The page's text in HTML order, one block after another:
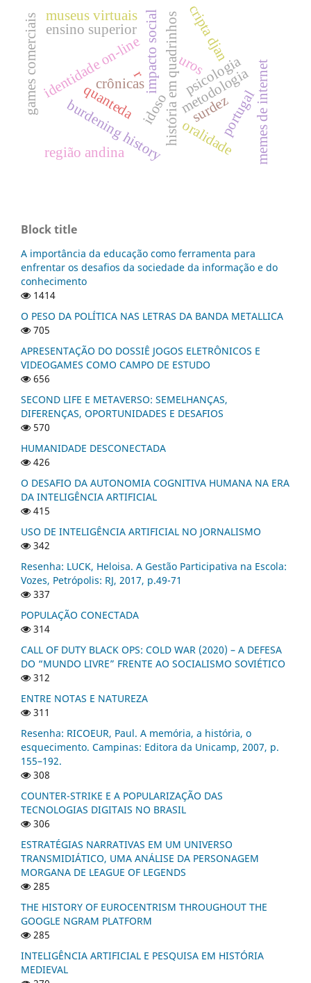
idoso
identidade on-line história em quadrinhos
burdening history
metodologia
oralidade
impacto social psicologia
games comerciais memes de internet
uros
crônicas
surdez
região andina
ensino superior
r
portugal
museus virtuais
quanteda
cripta djan
Block title
A importância da educação como ferramenta para
enfrentar os desafios da sociedade da informação e do
conhecimento
1414
O PESO DA POLÍTICA NAS LETRAS DA BANDA METALLICA
705
APRESENTAÇÃO DO DOSSIÊ JOGOS ELETRÔNICOS E
VIDEOGAMES COMO CAMPO DE ESTUDO
656
SECOND LIFE E METAVERSO: SEMELHANÇAS,
DIFERENÇAS, OPORTUNIDADES E DESAFIOS
570
HUMANIDADE DESCONECTADA
426
O DESAFIO DA AUTONOMIA COGNITIVA HUMANA NA ERA
DA INTELIGÊNCIA ARTIFICIAL
415
USO DE INTELIGÊNCIA ARTIFICIAL NO JORNALISMO
342
Resenha: LUCK, Heloisa. A Gestão Participativa na Escola:
Vozes, Petrópolis: RJ, 2017, p.49-71
337
POPULAÇÃO CONECTADA
314
CALL OF DUTY BLACK OPS: COLD WAR (2020) – A DEFESA
DO “MUNDO LIVRE” FRENTE AO SOCIALISMO SOVIÉTICO
312
ENTRE NOTAS E NATUREZA
311
Resenha: RICOEUR, Paul. A memória, a história, o
esquecimento. Campinas: Editora da Unicamp, 2007, p.
155–192.
308
COUNTER-STRIKE E A POPULARIZAÇÃO DAS
TECNOLOGIAS DIGITAIS NO BRASIL
306
ESTRATÉGIAS NARRATIVAS EM UM UNIVERSO
TRANSMIDIÁTICO, UMA ANÁLISE DA PERSONAGEM
MORGANA DE LEAGUE OF LEGENDS
285
THE HISTORY OF EUROCENTRISM THROUGHOUT THE
GOOGLE NGRAM PLATFORM
285
INTELIGÊNCIA ARTIFICIAL E PESQUISA EM HISTÓRIA
MEDIEVAL